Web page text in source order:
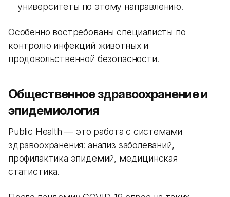
университеты по этому направлению.
Особенно востребованы специалисты по
контролю инфекций животных и
продовольственной безопасности.
Общественное здравоохранение и
эпидемиология
Public Health — это работа с системами
здравоохранения: анализ заболеваний,
профилактика эпидемий, медицинская
статистика.